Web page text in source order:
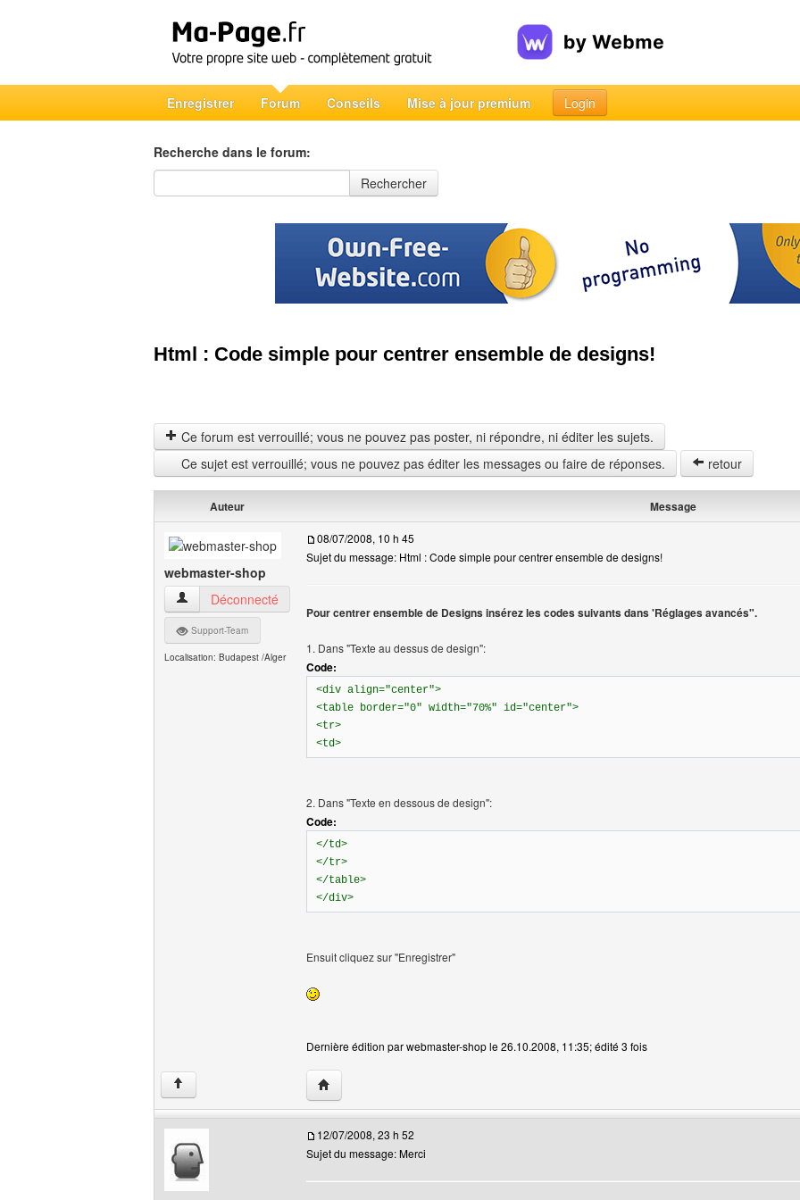
Enregistrer Forum Conseils Mise à jour premium Login
Recherche dans le forum:
Recherche dans le forum
Rechercher
Html : Code simple pour centrer ensemble de designs!
Ce forum est verrouillé; vous ne pouvez pas poster, ni répondre, ni éditer les sujets.
Ce sujet est verrouillé; vous ne pouvez pas éditer les messages ou faire de réponses.
retour
Auteur Message
webmaster-shop
webmaster-shop Voir le profil de l'utilisateur
Déconnecté
Support-Team
Localisation: Budapest /Alger
08/07/2008, 10 h 45
Sujet du message: Html : Code simple pour centrer ensemble de designs!
Pour centrer ensemble de Designs insérez les codes suivants dans 'Réglages avancés".
1. Dans "Texte au dessus de design":
Code:
<div align="center">
<table border="0" width="70%" id="center">
<tr>
<td>
2. Dans "Texte en dessous de design":
Code:
</td>
</tr>
</table>
</div>
Ensuit cliquez sur "Enregistrer"
Dernière édition par webmaster-shop le 26.10.2008, 11:35; édité 3 fois
↑ Visiter le site web de l'utilisateur: webmaster-shop
12/07/2008, 23 h 52
Sujet du message: Merci